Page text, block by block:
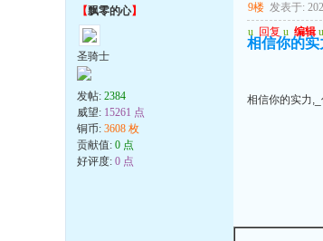
【飘零的心】
圣骑士
发帖: 2384
威望: 15261 点
铜币: 3608 枚
贡献值: 0 点
好评度: 0 点
9楼 发表于:
u 回复 u 编辑 u
相信你的实
相信你的实力